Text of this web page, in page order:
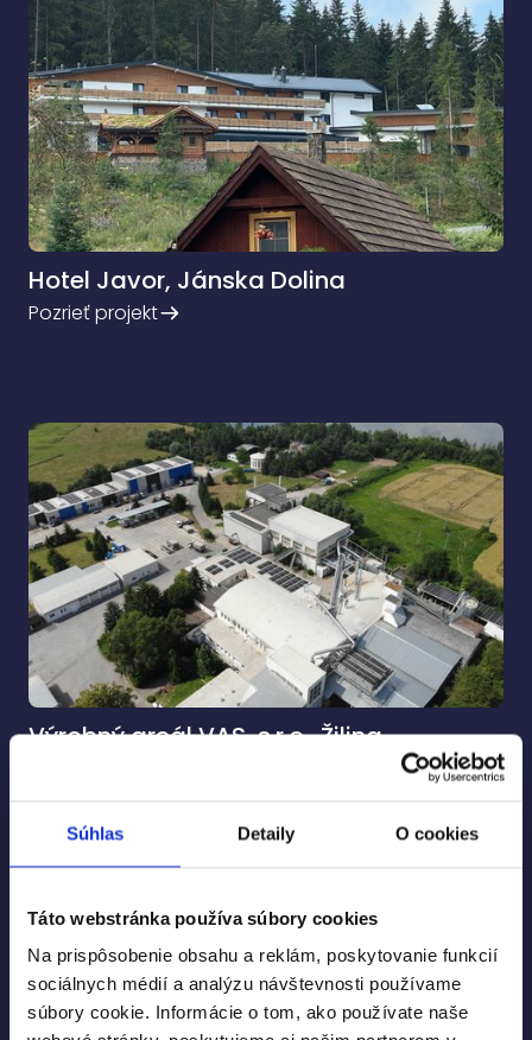
Súhlas Detaily O cookies
Táto webstránka používa súbory cookies
Na prispôsobenie obsahu a reklám, poskytovanie funkcií
sociálnych médií a analýzu návštevnosti používame
súbory cookie. Informácie o tom, ako používate naše
Hotel Javor, Jánska Dolina
Pozrieť projekt
Výrobný areál VAS, s.r.o., Žilina